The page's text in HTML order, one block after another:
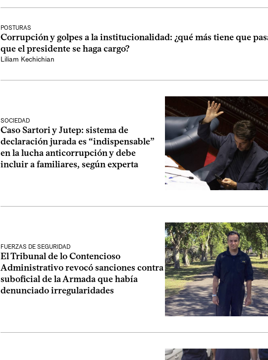
POSTURAS
Corrupción y golpes a la institucionalidad: ¿qué más tiene que
que el presidente se haga cargo?
Liliam Kechichian
SOCIEDAD
Caso Sartori y Jutep: sistema de
declaración jurada es “indispensable”
en la lucha anticorrupción y debe
incluir a familiares, según experta
FUERZAS DE SEGURIDAD
El Tribunal de lo Contencioso
Administrativo revocó sanciones contra
suboficial de la Armada que había
denunciado irregularidades